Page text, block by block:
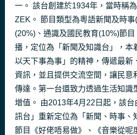
一。 該台創建於1934年，當時稱
ZEK。 節目類型為粵語新聞及時
(20%)、通識及國民教育(10%)節
播，定位為「新聞及知識台」，本
以天下事為事」的精神，傳遞最新
資訊，並且提供交流空間，讓民意
傳達。第一台還致力透過生活知識
增值。 由2013年4月22日起，該
訊台」重新定位為「新聞、時事、
節目《好佬唔易做》、《音樂從呢